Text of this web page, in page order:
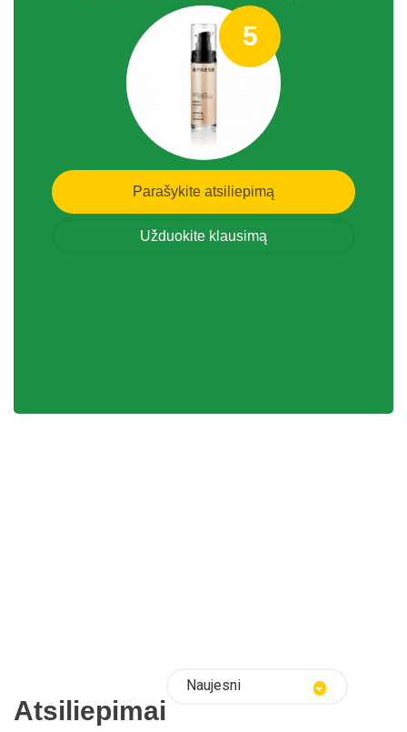
5
Parašykite atsiliepimą
Užduokite klausimą
Atsiliepimai
Naujesni